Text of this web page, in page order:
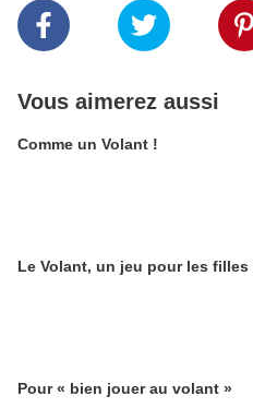
Vous aimerez aussi
Comme un Volant !
Le Volant, un jeu pour les filles
Pour « bien jouer au volant »